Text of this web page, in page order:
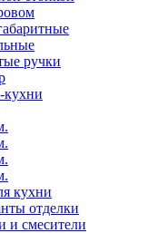
ручки
кухни
отделки
и смесители